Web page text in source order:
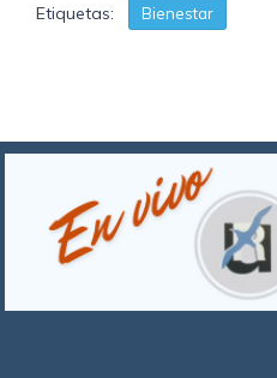
Etiquetas: Bienestar